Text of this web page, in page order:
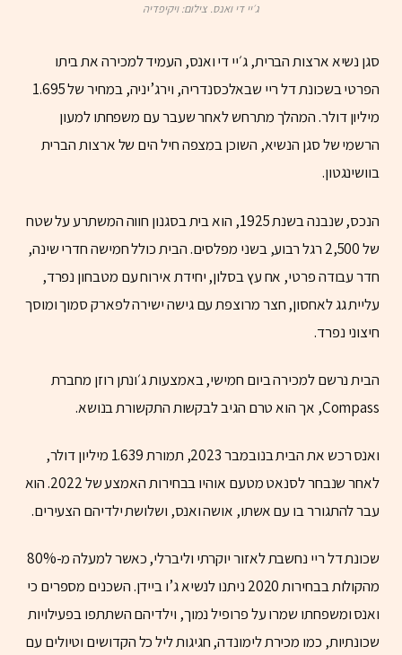
ג׳יי די ואנס. צילום: ויקיפדיה
סגן נשיא ארצות הברית, ג׳יי די ואנס, העמיד למכירה את ביתו
הפרטי בשכונת דל ריי שבאלכסנדריה, וירג’יניה, במחיר של 1.695
מיליון דולר. המהלך מתרחש לאחר שעבר עם משפחתו למעון
הרשמי של סגן הנשיא, השוכן במצפה חיל הים של ארצות הברית
בוושינגטון.
הנכס, שנבנה בשנת 1925, הוא בית בסגנון חווה המשתרע על שטח
של 2,500 רגל רבוע, בשני מפלסים. הבית כולל חמישה חדרי שינה,
חדר עבודה פרטי, אח עץ בסלון, יחידת אירוח עם מטבחון נפרד,
עליית גג לאחסון, חצר מרוצפת עם גישה ישירה לפארק סמוך ומוסך
חיצוני נפרד.
הבית נרשם למכירה ביום חמישי, באמצעות ג׳ונתן רוזן מחברת
Compass, אך הוא טרם הגיב לבקשות התקשורת בנושא.
ואנס רכש את הבית בנובמבר 2023, תמורת 1.639 מיליון דולר,
לאחר שנבחר לסנאט מטעם אוהיו בבחירות האמצע של 2022. הוא
עבר להתגורר בו עם אשתו, אושה ואנס, ושלושת ילדיהם הצעירים.
שכונת דל ריי נחשבת לאזור יוקרתי וליברלי, כאשר למעלה מ-80%
מהקולות בבחירות 2020 ניתנו לנשיא ג’ו ביידן. השכנים מספרים כי
ואנס ומשפחתו שמרו על פרופיל נמוך, וילדיהם השתתפו בפעילויות
שכונתיות, כמו מכירת לימונדה, חגיגות ליל כל הקדושים וטיולים עם